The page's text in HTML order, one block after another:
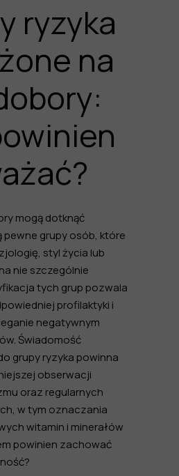
ryzyka
na
mogą dotknąć
pewne grupy osób, które
styl życia lub
nie szczególnie
tych grup pozwala
profilaktyki i
negatywnym
Świadomość
grupy ryzyka powinna
obserwacji
oraz regularnych
w tym oznaczania
witamin i minerałów
powinien zachować